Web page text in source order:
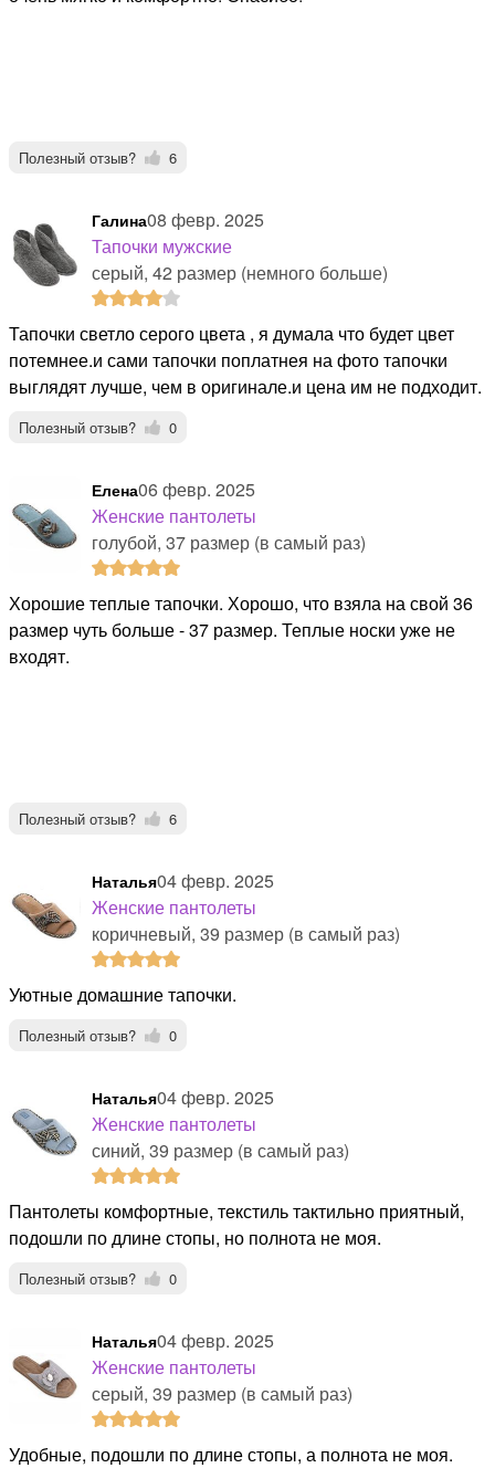
Полезный отзыв? 6
Галина08 февр. 2025
Тапочки мужские
серый, 42 размер (немного больше)
Тапочки светло серого цвета , я думала что будет цвет
потемнее.и сами тапочки поплатнея на фото тапочки
выглядят лучше, чем в оригинале.и цена им не подходит.
Полезный отзыв? 0
Елена06 февр. 2025
Женские пантолеты
голубой, 37 размер (в самый раз)
Хорошие теплые тапочки. Хорошо, что взяла на свой 36
размер чуть больше - 37 размер. Теплые носки уже не
входят.
Полезный отзыв? 6
Наталья04 февр. 2025
Женские пантолеты
коричневый, 39 размер (в самый раз)
Уютные домашние тапочки.
Полезный отзыв? 0
Наталья04 февр. 2025
Женские пантолеты
синий, 39 размер (в самый раз)
Пантолеты комфортные, текстиль тактильно приятный,
подошли по длине стопы, но полнота не моя.
Полезный отзыв? 0
Наталья04 февр. 2025
Женские пантолеты
серый, 39 размер (в самый раз)
Удобные, подошли по длине стопы, а полнота не моя.